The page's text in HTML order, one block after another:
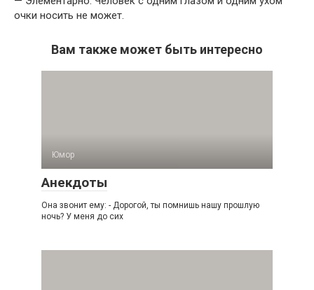
очки носить не может.
Вам также может быть интересно
Юмор
Анекдоты
Она звонит ему: - Дорогой, ты помнишь нашу прошлую
ночь? У меня до сих